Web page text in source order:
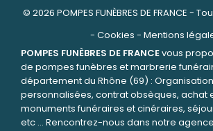
© 2026 POMPES FUNÈBRES DE FRANCE -
- Cookies - Mentions
POMPES FUNÈBRES DE FRANCEvous
de pompes funèbres et marbrerie
département du Rhône (69) :
personnalisées, contrat obsèques, achat
monuments funéraires et cinéraires,
etc ... Rencontrez-nous dans notre agence